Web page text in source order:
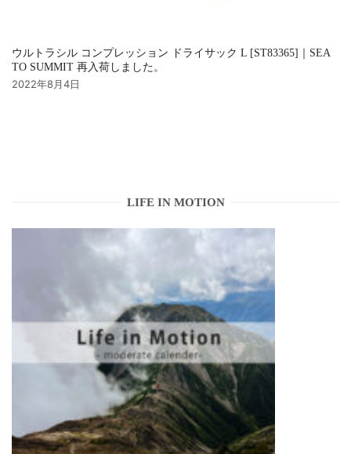
ウルトラシル コンプレッション ドライサック L [ST83365]｜SEA
TO SUMMIT 再入荷しました。
2022年8月4日
LIFE IN MOTION